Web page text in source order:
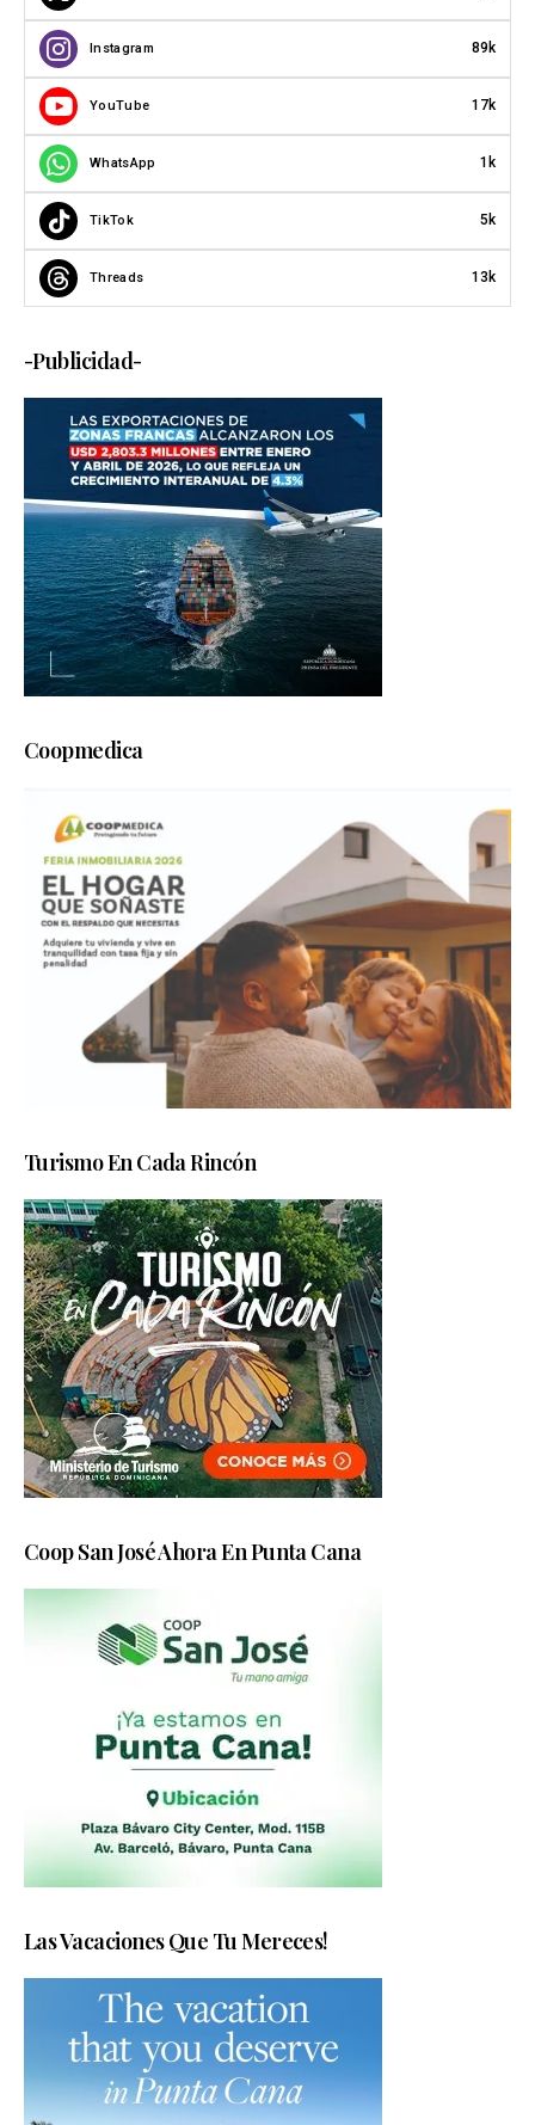
Instagram 89k
YouTube 17k
WhatsApp 1k
TikTok 5k
Threads 13k
-Publicidad-
Coopmedica
Turismo En Cada Rincón
Coop San José Ahora En Punta Cana
Las Vacaciones Que Tu Mereces!